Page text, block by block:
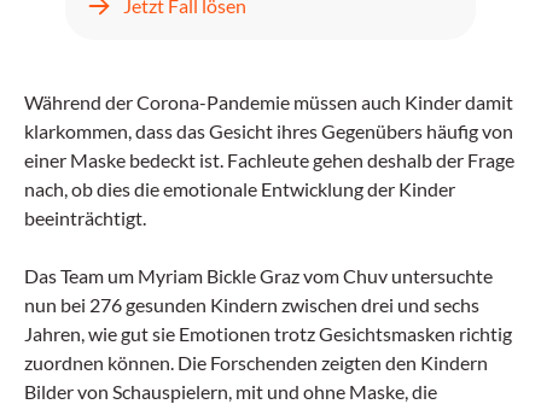
Jetzt Fall lösen
Während der Corona-Pandemie müssen auch Kinder damit
klarkommen, dass das Gesicht ihres Gegenübers häufig von
einer Maske bedeckt ist. Fachleute gehen deshalb der Frage
nach, ob dies die emotionale Entwicklung der Kinder
beeinträchtigt.
Das Team um Myriam Bickle Graz vom Chuv untersuchte
nun bei 276 gesunden Kindern zwischen drei und sechs
Jahren, wie gut sie Emotionen trotz Gesichtsmasken richtig
zuordnen können. Die Forschenden zeigten den Kindern
Bilder von Schauspielern, mit und ohne Maske, die